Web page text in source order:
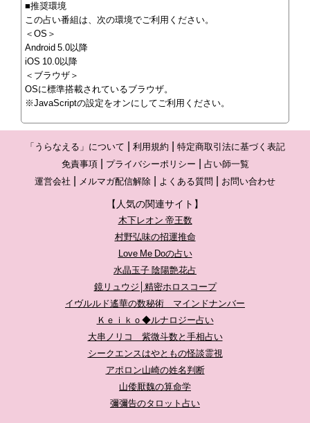
■推奨環境
この占い番組は、次の環境でご利用ください。
＜OS＞
Android 5.0以降
iOS 10.0以降
＜ブラウザ＞
OSに標準搭載されているブラウザ。
※JavaScriptの設定をオンにしてご利用ください。
「うらなえる」について 利用規約
特定商取引法に基づく表記
免責事項
プライバシーポリシー
占い師一覧
運営会社
メルマガ配信解除 よくある質問 お問い合わせ
【人気の関連サイト】
木下レオン 帝王数
村野弘味の招運推命
Love Me Doの占い
水晶玉子 陰陽艶花占
鏡リュウジ│精密ホロスコープ
イヴルルド遙華の数秘術 マインドナンバー
Ｋｅｉｋｏ◆ルナロジー占い
大串ノリコ 紫微斗数と手相占い
シークエンスはやともの怪談霊視
アポロン山崎の姓名判断
山倭厭魏の算命学
彌彌告のタロット占い